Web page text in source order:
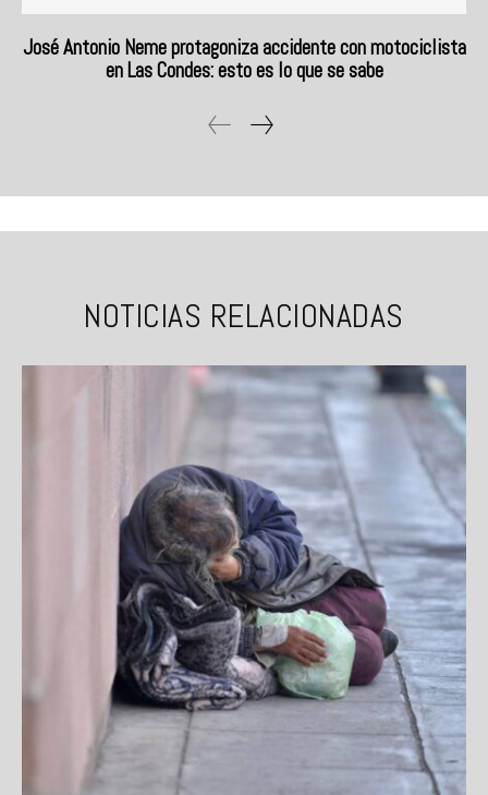
José Antonio Neme protagoniza accidente con motociclista
en Las Condes: esto es lo que se sabe
NOTICIAS RELACIONADAS